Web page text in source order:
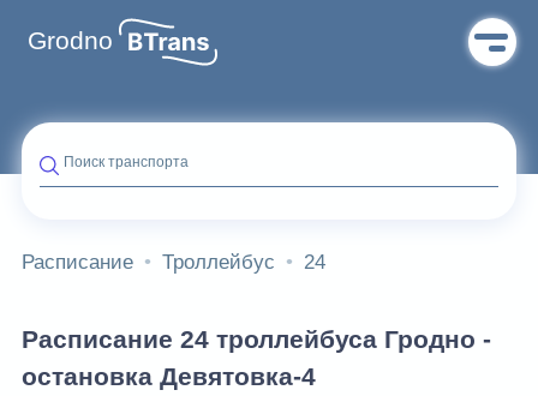
Grodno
Поиск транспорта
Расписание Троллейбус 24
Расписание 24 троллейбуса Гродно -
остановка Девятовка-4